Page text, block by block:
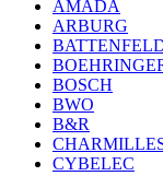
AMADA
ARBURG
BOSCH
BWO
B&R
CYBELEC